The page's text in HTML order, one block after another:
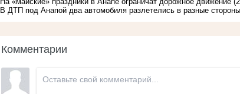
В ДТП под Анапой два автомобиля разлетелись в разные стороны
Комментарии